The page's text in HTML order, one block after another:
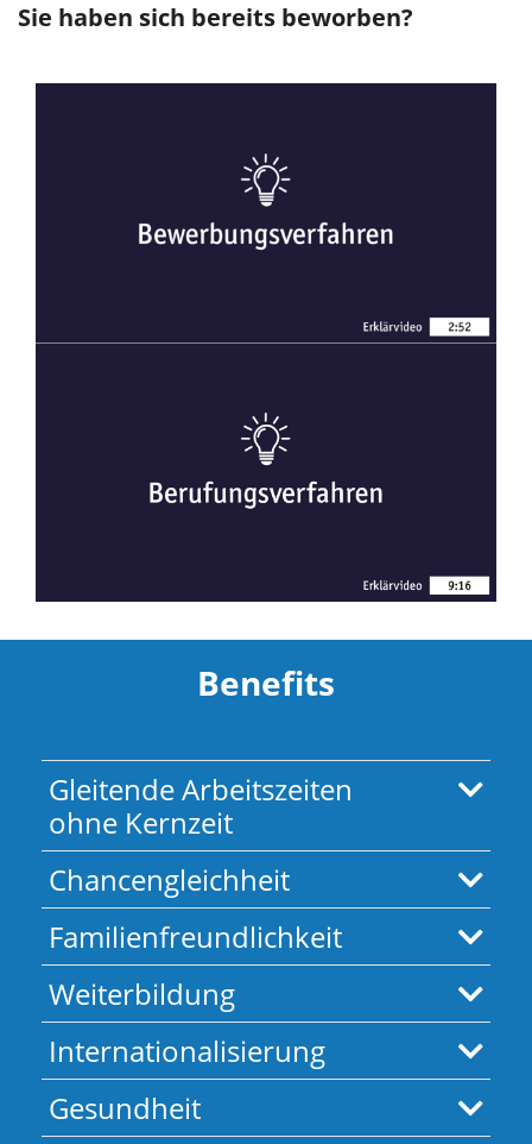
Sie haben sich bereits beworben?
Benefits
Gleitende Arbeitszeiten
ohne Kernzeit
Chancengleichheit
Familienfreundlichkeit
Weiterbildung
Internationalisierung
Gesundheit